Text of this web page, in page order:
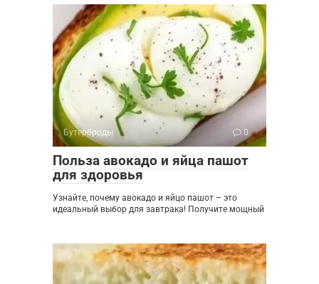
Бутерброды 0
Польза авокадо и яйца пашот
для здоровья
Узнайте, почему авокадо и яйцо пашот – это
идеальный выбор для завтрака! Получите мощный